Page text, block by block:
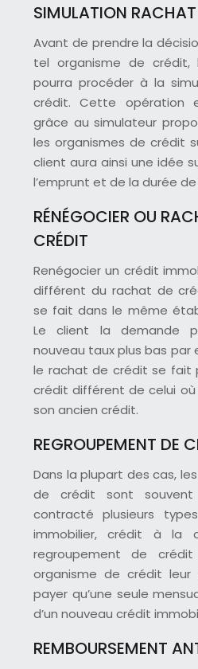
SIMULATION
Avant de prendre la
tel organisme de crédit,
pourra procéder à la
crédit. Cette opération
grâce au simulateur
les organismes de crédit
client aura ainsi une idée
l’emprunt et de la durée
RÉNÉGOCIER OU
CRÉDIT
Renégocier un crédit
différent du rachat de
se fait dans le même
Le client la demande
nouveau taux plus bas par
le rachat de crédit se fait
crédit différent de celui
son ancien crédit.
REGROUPEMENT DE
Dans la plupart des cas,
de crédit sont
contracté plusieurs
immobilier, crédit à la
regroupement de
organisme de crédit
payer qu’une seule
d’un nouveau crédit
REMBOURSEMENT